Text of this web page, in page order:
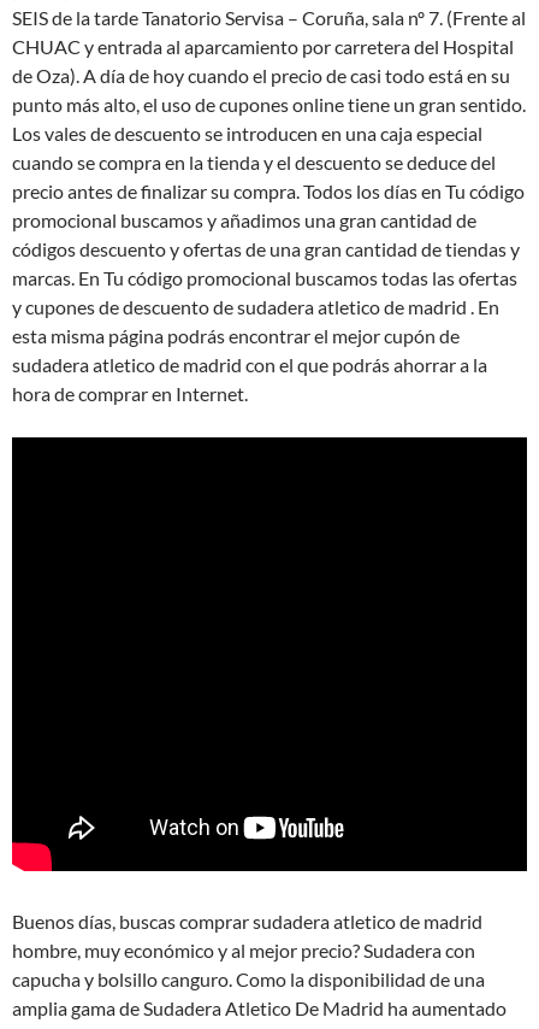
SEIS de la tarde Tanatorio Servisa – Coruña, sala nº 7. (Frente al
CHUAC y entrada al aparcamiento por carretera del Hospital
de Oza). A día de hoy cuando el precio de casi todo está en su
punto más alto, el uso de cupones online tiene un gran sentido.
Los vales de descuento se introducen en una caja especial
cuando se compra en la tienda y el descuento se deduce del
precio antes de finalizar su compra. Todos los días en Tu código
promocional buscamos y añadimos una gran cantidad de
códigos descuento y ofertas de una gran cantidad de tiendas y
marcas. En Tu código promocional buscamos todas las ofertas
y cupones de descuento de sudadera atletico de madrid . En
esta misma página podrás encontrar el mejor cupón de
sudadera atletico de madrid con el que podrás ahorrar a la
hora de comprar en Internet.
Buenos días, buscas comprar sudadera atletico de madrid
hombre, muy económico y al mejor precio? Sudadera con
capucha y bolsillo canguro. Como la disponibilidad de una
amplia gama de Sudadera Atletico De Madrid ha aumentado